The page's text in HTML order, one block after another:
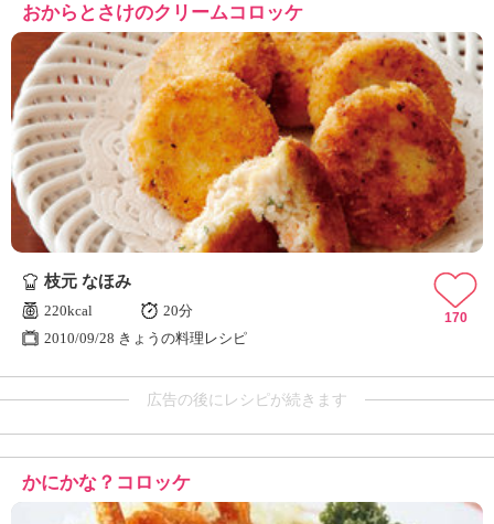
おからとさけのクリームコロッケ
枝元 なほみ
220kcal
20分
2010/09/28 きょうの料理レシピ
170
広告の後にレシピが続きます
かにかな？コロッケ